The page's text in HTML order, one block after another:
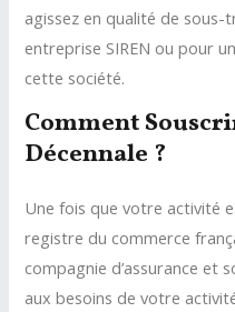
agissez en qualité de sous-
entreprise SIREN ou pour
cette société.
Comment
Décennale ?
Une fois que votre activité
registre du commerce
compagnie d’assurance et
aux besoins de votre